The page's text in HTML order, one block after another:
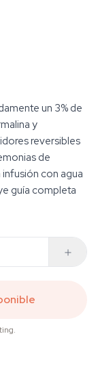
un 3% de
y
reversibles
de
con agua
guía completa